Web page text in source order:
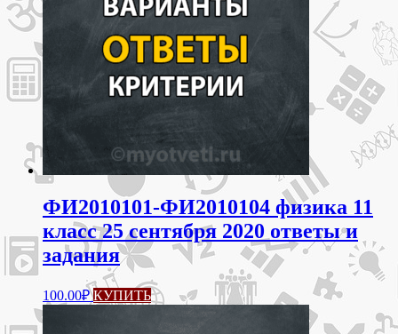
ФИ2010101-ФИ2010104 физика 11
класс 25 сентября 2020 ответы и
задания
100.00₽ КУПИТЬ